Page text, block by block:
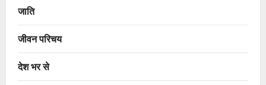
जाति
जीवन परिचय
देश भर से